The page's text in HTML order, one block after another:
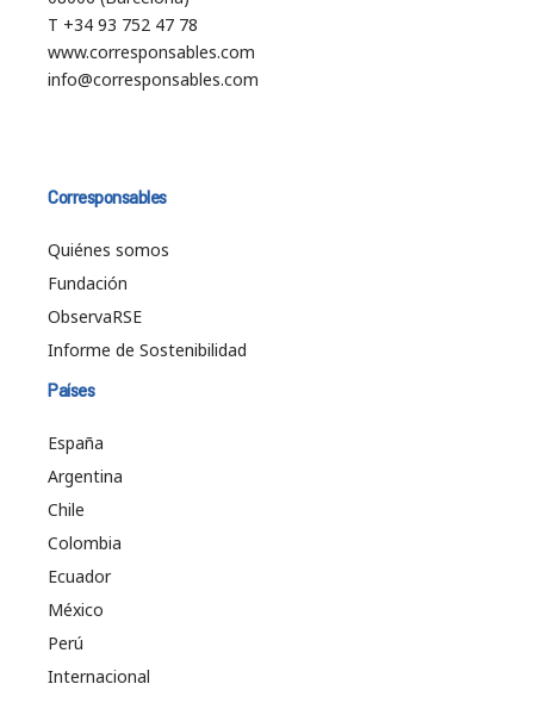
T +34 93 752 47 78
www.corresponsables.com
info@corresponsables.com
Corresponsables
Quiénes somos
Fundación
ObservaRSE
Informe de Sostenibilidad
Países
España
Argentina
Chile
Colombia
Ecuador
México
Perú
Internacional